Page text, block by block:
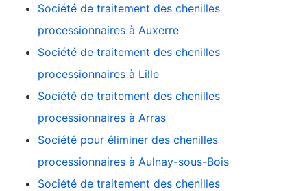
Société de traitement des chenilles
processionnaires à Auxerre
Société de traitement des chenilles
processionnaires à Lille
Société de traitement des chenilles
processionnaires à Arras
Société pour éliminer des chenilles
processionnaires à Aulnay-sous-Bois
Société de traitement des chenilles